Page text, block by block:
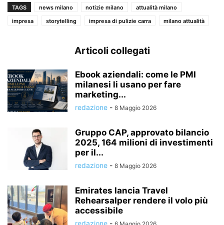
TAGS news milano notizie milano
attualità milano
impresa
storytelling impresa di pulizie carra milano attualità
Articoli collegati
Ebook aziendali: come le PMI
milanesi li usano per fare
marketing...
redazione - 8 Maggio 2026
Gruppo CAP, approvato bilancio
2025, 164 milioni di investimenti
per il...
redazione - 8 Maggio 2026
Emirates lancia Travel
Rehearsalper rendere il volo più
accessibile
redazione -